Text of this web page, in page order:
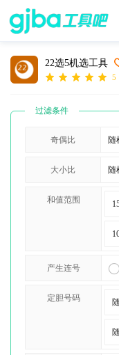
22选5机选工具
5
过滤条件
奇偶比
大小比
和值范围
产生连号
定胆号码